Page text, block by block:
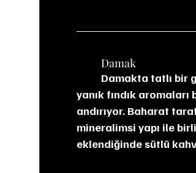
	Damak
yanık fındık
andırıyor. Baharat
mineralimsi yapı ile
eklendiğinde sütlü